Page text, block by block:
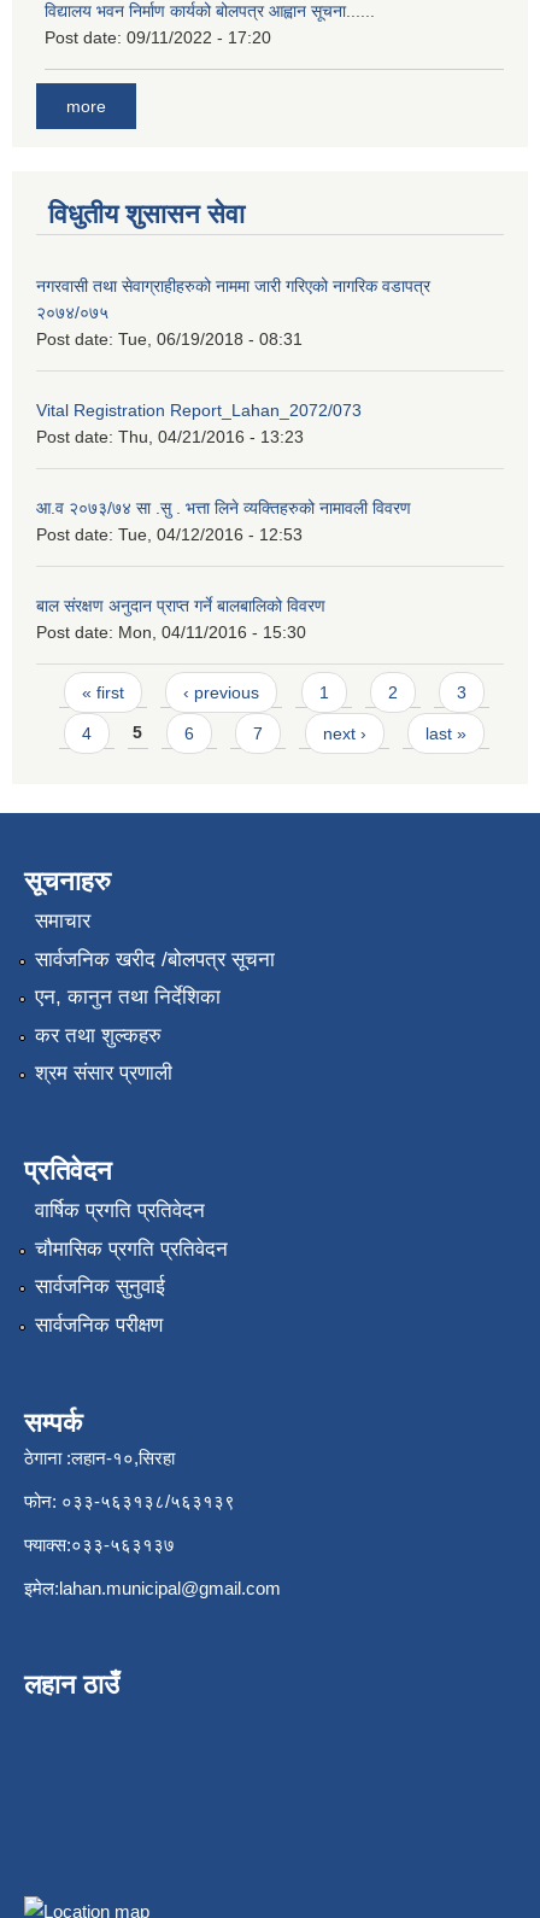
विद्यालय भवन निर्माण कार्यको बोलपत्र आह्वान सूचना......
Post date: 09/11/2022 - 17:20
more
विधुतीय शुसासन सेवा
नगरवासी तथा सेवाग्राहीहरुको नाममा जारी गरिएको नागरिक वडापत्र
२०७४/०७५
Post date: Tue, 06/19/2018 - 08:31
Vital Registration Report_Lahan_2072/073
Post date: Thu, 04/21/2016 - 13:23
आ.व २०७३/७४ सा .सु . भत्ता लिने व्यक्तिहरुको नामावली विवरण
Post date: Tue, 04/12/2016 - 12:53
बाल संरक्षण अनुदान प्राप्त गर्ने बालबालिको विवरण
Post date: Mon, 04/11/2016 - 15:30
Pages
« first ‹ previous 1 2 3
4 5 6 7 next › last »
सूचनाहरु
समाचार
सार्वजनिक खरीद /बोलपत्र सूचना
एन, कानुन तथा निर्देशिका
कर तथा शुल्कहरु
श्रम संसार प्रणाली
प्रतिवेदन
वार्षिक प्रगति प्रतिवेदन
चौमासिक प्रगति प्रतिवेदन
सार्वजनिक सुनुवाई
सार्वजनिक परीक्षण
सम्पर्क
ठेगाना :लहान-१०,सिरहा
फोन: ०३३-५६३१३८/५६३१३९
फ्याक्स:०३३-५६३१३७
इमेल:lahan.municipal@gmail.com
लहान ठाउँ